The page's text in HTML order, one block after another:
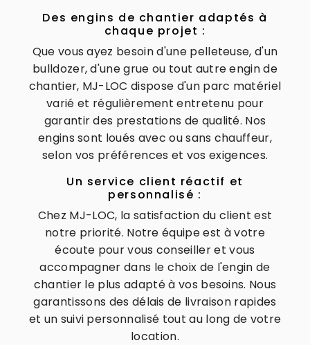
Des engins de chantier adaptés à
chaque projet :
Que vous ayez besoin d'une pelleteuse, d'un
bulldozer, d'une grue ou tout autre engin de
chantier, MJ-LOC dispose d'un parc matériel
varié et régulièrement entretenu pour
garantir des prestations de qualité. Nos
engins sont loués avec ou sans chauffeur,
selon vos préférences et vos exigences.
Un service client réactif et
personnalisé :
Chez MJ-LOC, la satisfaction du client est
notre priorité. Notre équipe est à votre
écoute pour vous conseiller et vous
accompagner dans le choix de l'engin de
chantier le plus adapté à vos besoins. Nous
garantissons des délais de livraison rapides
et un suivi personnalisé tout au long de votre
location.